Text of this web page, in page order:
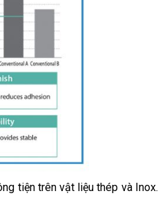
tiện trên vật liệu thép và Inox.